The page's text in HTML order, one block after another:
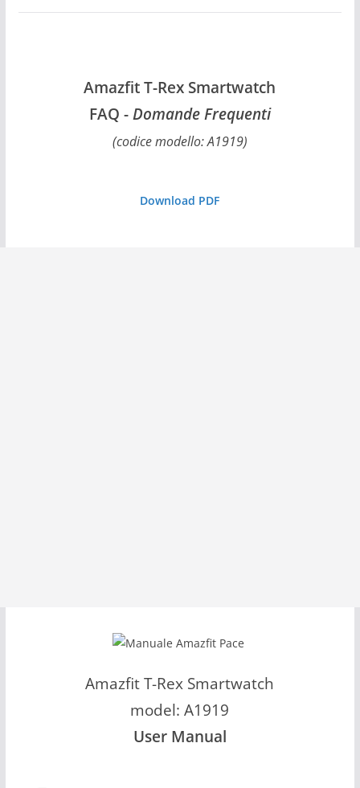
Amazfit T-Rex Smartwatch
FAQ - Domande Frequenti
(codice modello: A1919)
Download PDF
Amazfit T-Rex Smartwatch
model: A1919
User Manual